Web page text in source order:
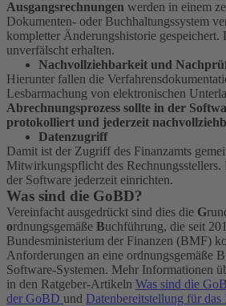
Ausgangsrechnungen werden in einem
Dokumenten- oder Buchhaltungssystem
kompletter Änderungshistorie
unverfälscht erhalten.
Nachvollziehbarkeit und
Hierunter fallen die
Lesbarmachung von elektronischen
Abrechnungsprozess sollte in der
protokolliert und jederzeit
Datenzugriff
Damit ist der Zugriff des Finanzamts
Mitwirkungspflicht des
der Software jederzeit einrichten.
Was sind die GoBD?
Vereinfacht ausgedrückt sind dies die G
ordnungsgemäße Buchführung, die seit
Bundesministerium der Finanzen (BMF)
Anforderungen an eine ordnungsgemäße
Software-Systemen. Mehr Informationen
in den Ratgeber-Artikeln Was sind die
der GoBD und Datenbereitstellung für das